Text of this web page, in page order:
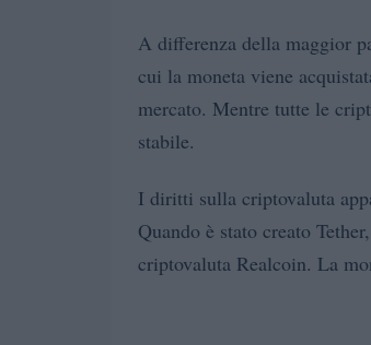
A differenza della maggior
cui la moneta viene
mercato. Mentre tutte le
stabile.
I diritti sulla criptovaluta
Quando è stato creato
criptovaluta Realcoin. La